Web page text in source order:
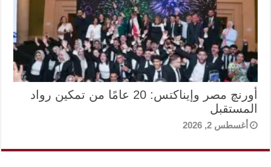
أورنچ مصر وإيناكتس: 20 عامًا من تمكين رواد
المستقبل
أغسطس 2, 2026